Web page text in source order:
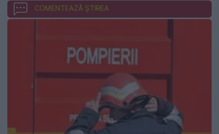
COMENTEAZĂ ȘTIREA